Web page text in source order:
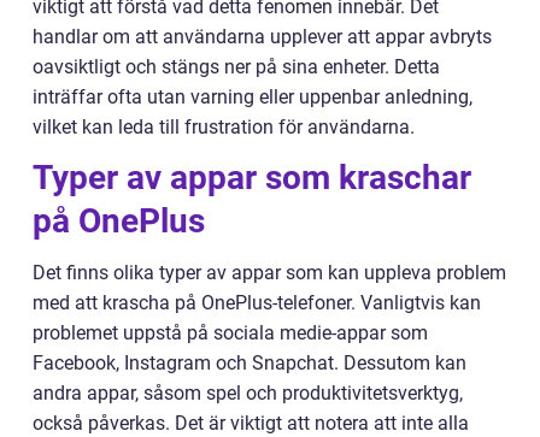
viktigt att förstå vad detta fenomen innebär. Det
handlar om att användarna upplever att appar avbryts
oavsiktligt och stängs ner på sina enheter. Detta
inträffar ofta utan varning eller uppenbar anledning,
vilket kan leda till frustration för användarna.
Typer av appar som kraschar
på OnePlus
Det finns olika typer av appar som kan uppleva problem
med att krascha på OnePlus-telefoner. Vanligtvis kan
problemet uppstå på sociala medie-appar som
Facebook, Instagram och Snapchat. Dessutom kan
andra appar, såsom spel och produktivitetsverktyg,
också påverkas. Det är viktigt att notera att inte alla